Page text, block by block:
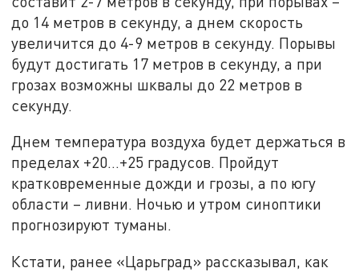
до 14 метров в секунду, а днем скорость
увеличится до 4-9 метров в секунду. Порывы
будут достигать 17 метров в секунду, а при
грозах возможны шквалы до 22 метров в
секунду.
Днем температура воздуха будет держаться в
пределах +20…+25 градусов. Пройдут
кратковременные дожди и грозы, а по югу
области – ливни. Ночью и утром синоптики
прогнозируют туманы.
Кстати, ранее «Царьград» рассказывал, как